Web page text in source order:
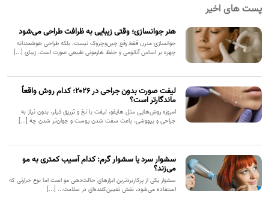
پست های اخیر
هنر جوانسازی؛ وقتی زیبایی به ظرافت طراحی می‌شود
جوانسازی مدرن فقط رفع چین‌وچروک نیست، بلکه طراحی هوشمندانه
چهره بر اساس آناتومی و حفظ هارمونی طبیعی صورت است. زیبای [...]
لیفت صورت بدون جراحی در ۲۰۲۶؛ کدام روش واقعاً
ماندگارتر است؟
امروزه روش‌هایی مثل هایفو، لیفت با نخ و تزریق فیلر، بدون نیاز به
جراحی و بیهوشی، باعث سفت شدن پوست و جوان‌تر شدن چه [...]
سشوار سرد یا سشوار گرم: کدام آسیب کمتری به مو
می‌زند؟
سشوار یکی از پرکاربردترین ابزارهای حالت‌دهی مو است اما نوع حرارتی که
استفاده می‌شود، نقش تعیین‌کننده‌ای در سلامت... [...]